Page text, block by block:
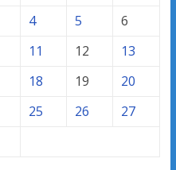
4 5
6
11 12
13
18 19
20
25 26
27